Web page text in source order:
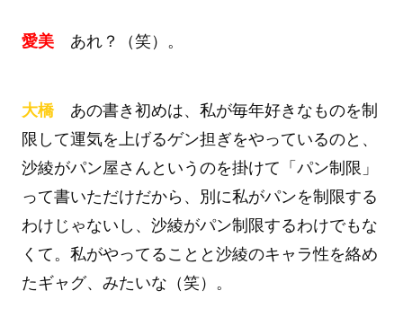
愛美あれ？（笑）。
大橋あの書き初めは、私が毎年好きなものを制
限して運気を上げるゲン担ぎをやっているのと、
沙綾がパン屋さんというのを掛けて「パン制限」
って書いただけだから、別に私がパンを制限する
わけじゃないし、沙綾がパン制限するわけでもな
くて。私がやってることと沙綾のキャラ性を絡め
たギャグ、みたいな（笑）。